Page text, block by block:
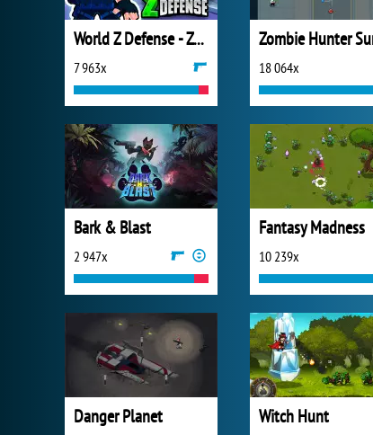
World Z Defense - Zombie Defense
7 963x 18 064x
Bark & Blast
2 947x
Fantasy Madness
10 239x
Danger Planet Witch Hunt